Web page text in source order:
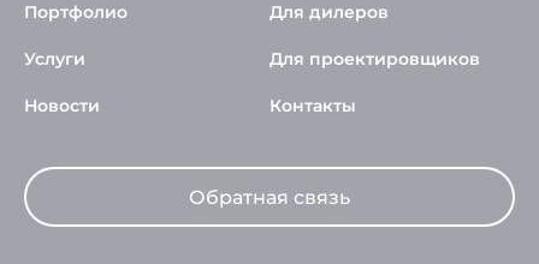
Портфолио
Услуги
Новости
Для дилеров
Для проектировщиков
Контакты
Обратная связь